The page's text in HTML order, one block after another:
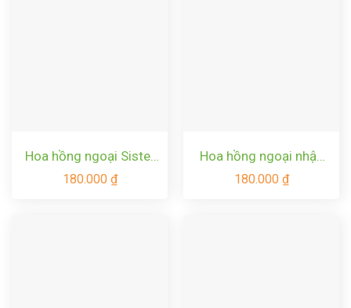
Hoa hồng ngoại Sister
Elizabeth rose – Hoa
hồng David Austin hồng
180.000 ₫
Hoa hồng ngoại nhập
Julio Rose – Hoa đỏ
sọc đẹp tuyệt mỹ
180.000 ₫